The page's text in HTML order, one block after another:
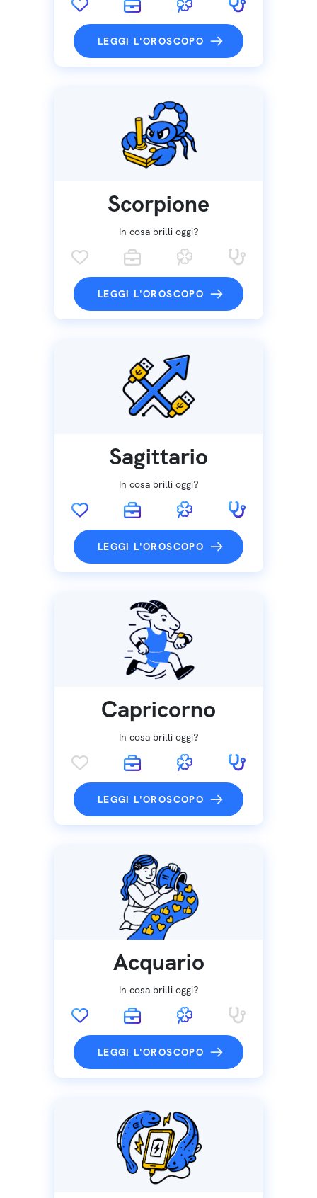
LEGGI L'OROSCOPO
Scorpione
In cosa brilli oggi?
LEGGI L'OROSCOPO
Sagittario
In cosa brilli oggi?
LEGGI L'OROSCOPO
Capricorno
In cosa brilli oggi?
LEGGI L'OROSCOPO
Acquario
In cosa brilli oggi?
LEGGI L'OROSCOPO